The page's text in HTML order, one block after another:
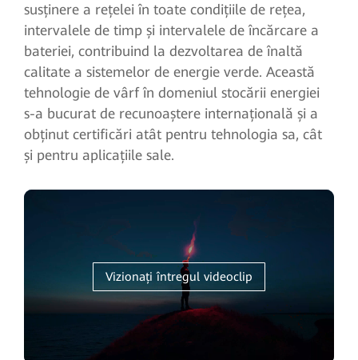
susținere a rețelei în toate condițiile de rețea,
intervalele de timp și intervalele de încărcare a
bateriei, contribuind la dezvoltarea de înaltă
calitate a sistemelor de energie verde. Această
tehnologie de vârf în domeniul stocării energiei
s-a bucurat de recunoaștere internațională și a
obținut certificări atât pentru tehnologia sa, cât
și pentru aplicațiile sale.
Vizionați întregul videoclip